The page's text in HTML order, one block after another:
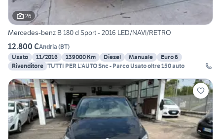
26
Mercedes-benz B 180 d Sport - 2016 LED/NAVI/RETRO
12.800 €Andria (BT)
Usato
11/2016 139000 Km Diesel Manuale
Euro 6
Rivenditore TUTTI PER L'AUTO Snc - Parco Usato oltre 150 auto